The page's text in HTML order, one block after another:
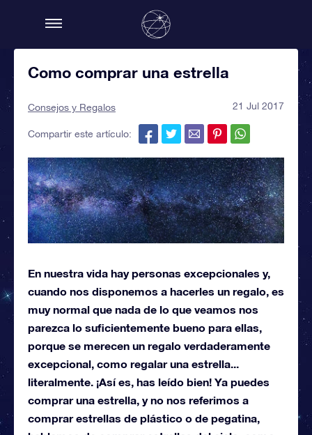
Como comprar una estrella
Consejos y Regalos 21 Jul 2017
Compartir este artículo:
En nuestra vida hay personas excepcionales y,
cuando nos disponemos a hacerles un regalo, es
muy normal que nada de lo que veamos nos
parezca lo suficientemente bueno para ellas,
porque se merecen un regalo verdaderamente
excepcional, como regalar una estrella...
literalmente. ¡Así es, has leído bien! Ya puedes
comprar una estrella, y no nos referimos a
comprar estrellas de plástico o de pegatina,